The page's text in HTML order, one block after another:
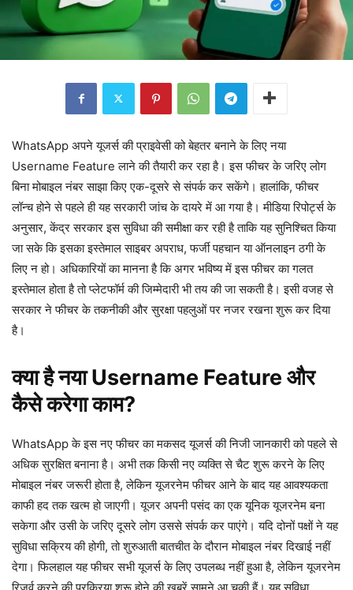
WhatsApp अपने यूजर्स की प्राइवेसी को बेहतर बनाने के लिए नया
Username Feature लाने की तैयारी कर रहा है। इस फीचर के जरिए लोग
बिना मोबाइल नंबर साझा किए एक-दूसरे से संपर्क कर सकेंगे। हालांकि, फीचर
लॉन्च होने से पहले ही यह सरकारी जांच के दायरे में आ गया है। मीडिया रिपोर्ट्स के
अनुसार, केंद्र सरकार इस सुविधा की समीक्षा कर रही है ताकि यह सुनिश्चित किया
जा सके कि इसका इस्तेमाल साइबर अपराध, फर्जी पहचान या ऑनलाइन ठगी के
लिए न हो। अधिकारियों का मानना है कि अगर भविष्य में इस फीचर का गलत
इस्तेमाल होता है तो प्लेटफॉर्म की जिम्मेदारी भी तय की जा सकती है। इसी वजह से
सरकार ने फीचर के तकनीकी और सुरक्षा पहलुओं पर नजर रखना शुरू कर दिया
है।
क्या है नया Username Feature और
कैसे करेगा काम?
WhatsApp के इस नए फीचर का मकसद यूजर्स की निजी जानकारी को पहले से
अधिक सुरक्षित बनाना है। अभी तक किसी नए व्यक्ति से चैट शुरू करने के लिए
मोबाइल नंबर जरूरी होता है, लेकिन यूजरनेम फीचर आने के बाद यह आवश्यकता
काफी हद तक खत्म हो जाएगी। यूजर अपनी पसंद का एक यूनिक यूजरनेम बना
सकेगा और उसी के जरिए दूसरे लोग उससे संपर्क कर पाएंगे। यदि दोनों पक्षों ने यह
सुविधा सक्रिय की होगी, तो शुरुआती बातचीत के दौरान मोबाइल नंबर दिखाई नहीं
देगा। फिलहाल यह फीचर सभी यूजर्स के लिए उपलब्ध नहीं हुआ है, लेकिन यूजरनेम